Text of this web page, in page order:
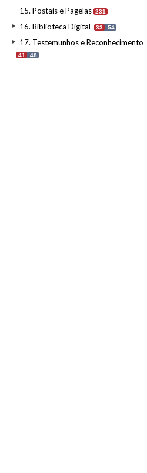
15. Postais e Pagelas 231
16. Biblioteca Digital 33 54
17. Testemunhos e Reconhecimento
41 48